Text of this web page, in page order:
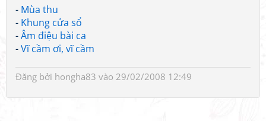
- Mùa thu
- Khung cửa sổ
-Âm điệu bài ca
-Vĩ cầm ơi, vĩ cầm
Đăng bởi hongha83 vào 29/02/2008 12:49